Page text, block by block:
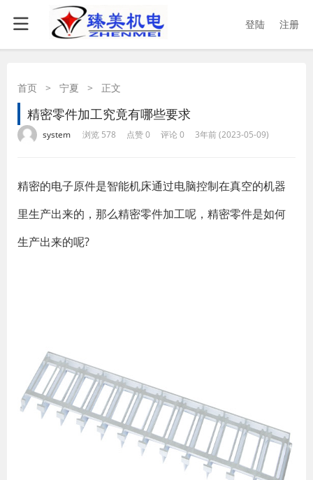
登陆 注册
首页 > 宁夏 > 正文
精密零件加工究竟有哪些要求
system 浏览 578 点赞 0 评论 0 3年前 (2023-05-09)
精密的电子原件是智能机床通过电脑控制在真空的机器
里生产出来的，那么精密零件加工呢，精密零件是如何
生产出来的呢?